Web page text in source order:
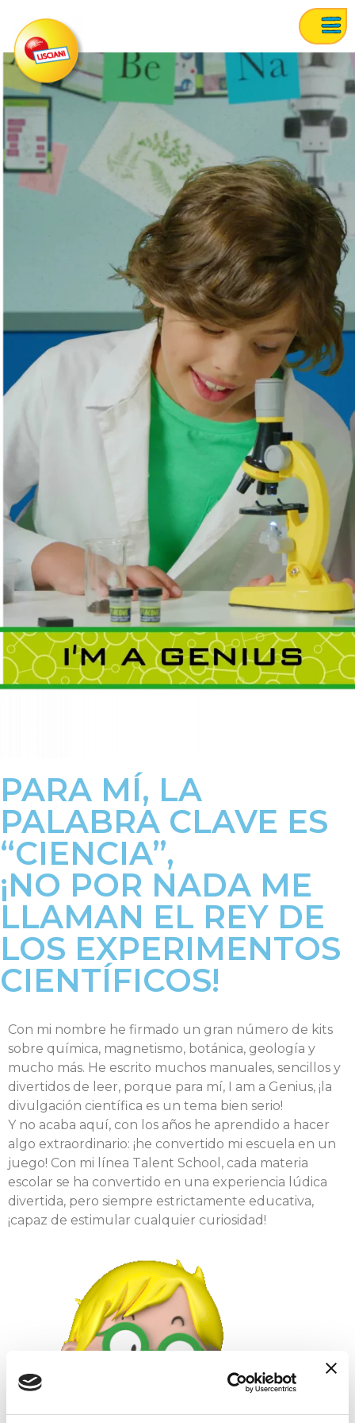
PARA MÍ, LA
PALABRA CLAVE ES
“CIENCIA”,
¡NO POR NADA ME
LLAMAN EL REY DE
LOS EXPERIMENTOS
CIENTÍFICOS!
Con mi nombre he firmado un gran número de kits
sobre química, magnetismo, botánica, geología y
mucho más. He escrito muchos manuales, sencillos y
divertidos de leer, porque para mí, I am a Genius, ¡la
divulgación científica es un tema bien serio!
Y no acaba aquí, con los años he aprendido a hacer
algo extraordinario: ¡he convertido mi escuela en un
juego! Con mi línea Talent School, cada materia
escolar se ha convertido en una experiencia lúdica
divertida, pero siempre estrictamente educativa,
¡capaz de estimular cualquier curiosidad!